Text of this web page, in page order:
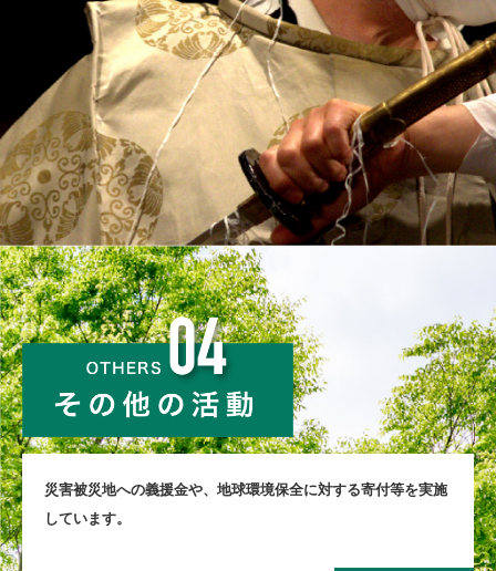
災害被災地への義援⾦や、地球環境保全に対する寄付等を実施
しています。